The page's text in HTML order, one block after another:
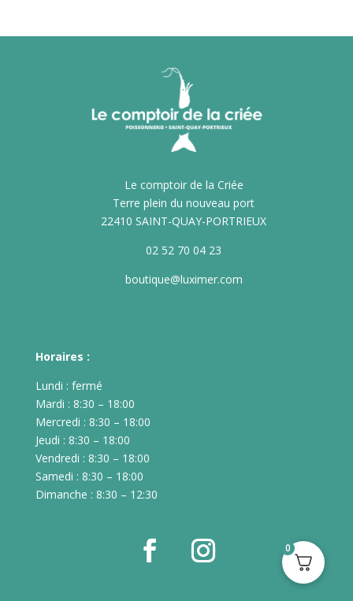
Le comptoir de la Criée
Terre plein du nouveau port
22410 SAINT-QUAY-PORTRIEUX
02 52 70 04 23
boutique@luximer.com
Horaires :
Lundi : fermé
Mardi : 8:30 – 18:00
Mercredi : 8:30 – 18:00
Jeudi : 8:30 – 18:00
Vendredi : 8:30 – 18:00
Samedi : 8:30 – 18:00
Dimanche : 8:30 – 12:30
0